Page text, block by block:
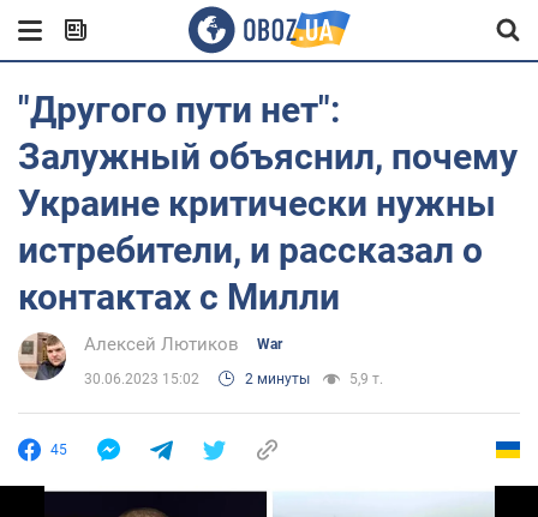
"Другого пути нет":
Залужный объяснил, почему
Украине критически нужны
истребители, и рассказал о
контактах с Милли
Алексей Лютиков War
30.06.2023 15:02 2 минуты 5,9 т.
45